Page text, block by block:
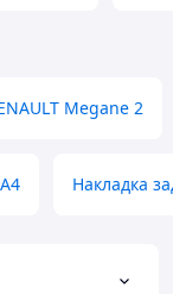
Megane 2
Накладка